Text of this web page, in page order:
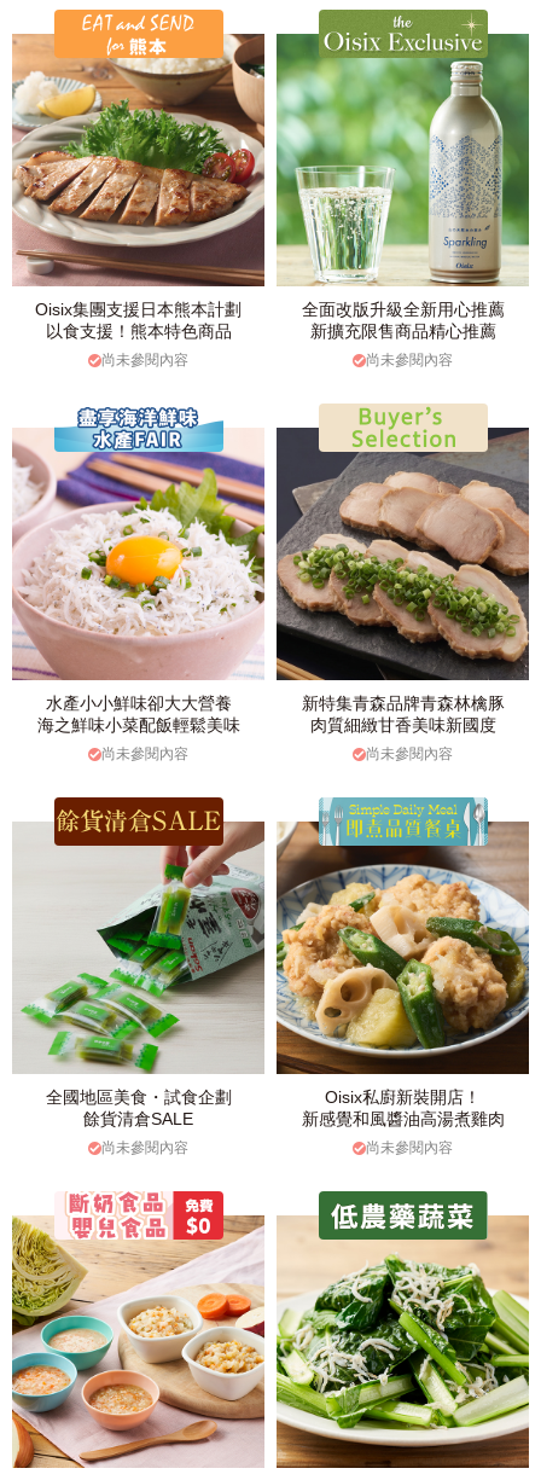
Oisix集團支援日本熊本計劃
以食支援！熊本特色商品
尚未參閱內容
全面改版升級全新用心推薦
新擴充限售商品精心推薦
尚未參閱內容
水產小小鮮味卻大大營養
海之鮮味小菜配飯輕鬆美味
尚未參閱內容
新特集青森品牌青森林檎豚
肉質細緻甘香美味新國度
尚未參閱內容
全國地區美食・試食企劃
餘貨清倉SALE
尚未參閱內容
Oisix私廚新裝開店！
新感覺和風醬油高湯煮雞肉
尚未參閱內容